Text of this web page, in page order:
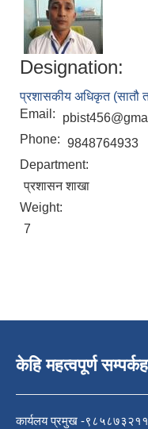
Designation:
प्रशासकीय अधिकृत (सातौ
Email:
Phone: 9848764933
Department:
प्रशासन शाखा
Weight:
7
केहि महत्वपूर्ण
कार्यलय प्रमुख -